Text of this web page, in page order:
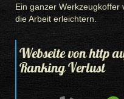
Ein ganzer Werkzeugkoffer
die Arbeit erleichtern.
Webseite von http
Ranking Verlust